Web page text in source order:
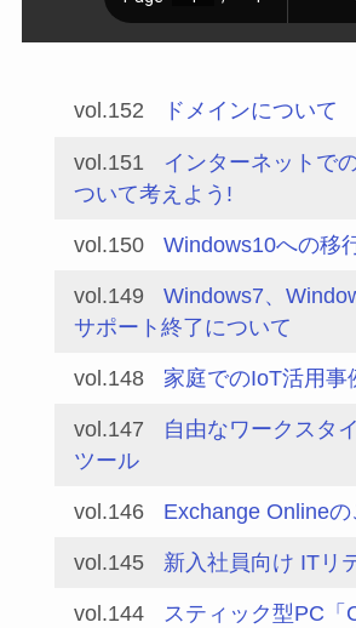
vol.152 ドメインについて
vol.151
インターネットで
ついて考えよう!
vol.150 Windows10への移
vol.149
Windows7、
サポート終了について
vol.148 家庭でのIoT活用事
vol.147
自由なワークスタ
ツール
vol.146 Exchange Onlineの
vol.145 新入社員向け ITリ
vol.144
スティック型PC「